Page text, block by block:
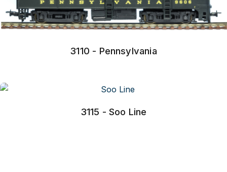
3110 - Pennsylvania
3115 - Soo Line